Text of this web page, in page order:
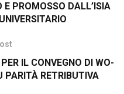
PROMOSSO DALL’ISIA
IL CONVEGNO DI WO-
PARITÀ RETRIBUTIVA